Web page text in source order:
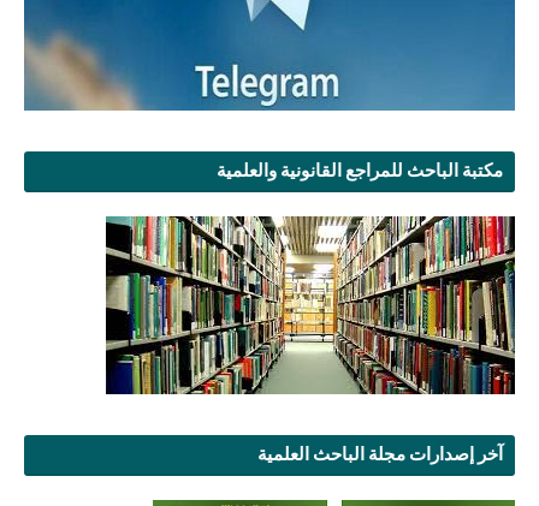
مكتبة الباحث للمراجع القانونية والعلمية
آخر إصدارات مجلة الباحث العلمية